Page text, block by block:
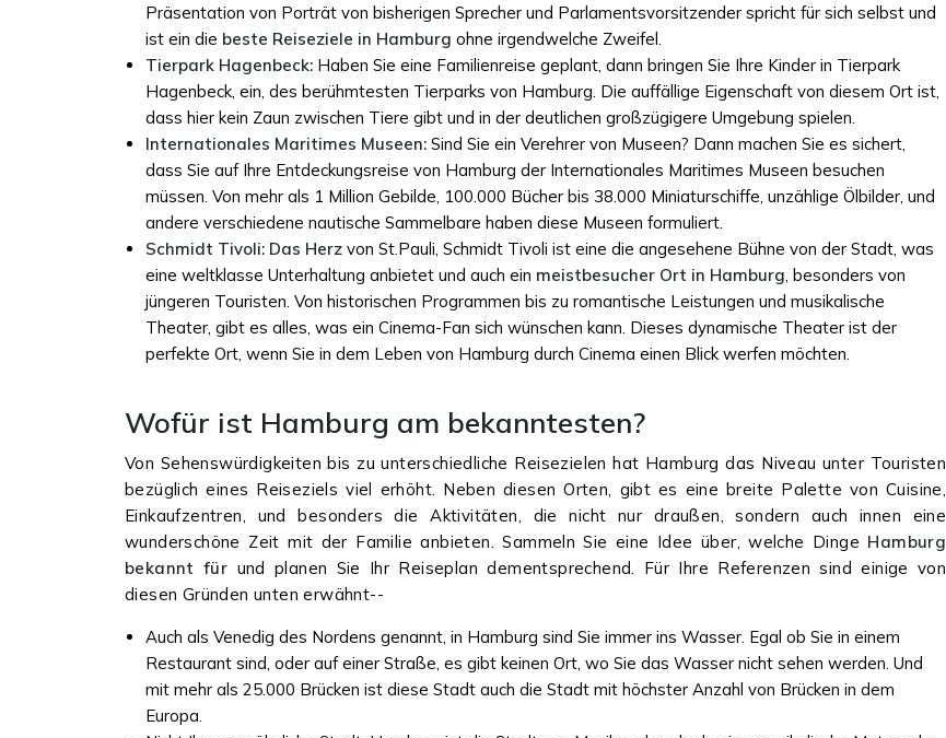
Präsentation von Porträt von bisherigen Sprecher und Parlamentsvorsitzender spricht für sich selbst und
ist ein die beste Reiseziele in Hamburg ohne irgendwelche Zweifel.
Tierpark Hagenbeck: Haben Sie eine Familienreise geplant, dann bringen Sie Ihre Kinder in Tierpark
Hagenbeck, ein, des berühmtesten Tierparks von Hamburg. Die auffällige Eigenschaft von diesem Ort ist,
dass hier kein Zaun zwischen Tiere gibt und in der deutlichen großzügigere Umgebung spielen.
Internationales Maritimes Museen: Sind Sie ein Verehrer von Museen? Dann machen Sie es sichert,
dass Sie auf Ihre Entdeckungsreise von Hamburg der Internationales Maritimes Museen besuchen
müssen. Von mehr als 1 Million Gebilde, 100.000 Bücher bis 38.000 Miniaturschiffe, unzählige Ölbilder, und
andere verschiedene nautische Sammelbare haben diese Museen formuliert.
Schmidt Tivoli: Das Herz von St.Pauli, Schmidt Tivoli ist eine die angesehene Bühne von der Stadt, was
eine weltklasse Unterhaltung anbietet und auch ein meistbesucher Ort in Hamburg , besonders von
jüngeren Touristen. Von historischen Programmen bis zu romantische Leistungen und musikalische
Theater, gibt es alles, was ein Cinema-Fan sich wünschen kann. Dieses dynamische Theater ist der
perfekte Ort, wenn Sie in dem Leben von Hamburg durch Cinema einen Blick werfen möchten.
Wofür ist Hamburg am bekanntesten?
Von Sehenswürdigkeiten bis zu unterschiedliche Reisezielen hat Hamburg das Niveau unter Touristen
bezüglich eines Reiseziels viel erhöht. Neben diesen Orten, gibt es eine breite Palette von Cuisine,
Einkaufzentren, und besonders die Aktivitäten, die nicht nur draußen, sondern auch innen eine
wunderschöne Zeit mit der Familie anbieten. Sammeln Sie eine Idee über, welche Dinge Hamburg
bekannt für und planen Sie Ihr Reiseplan dementsprechend. Für Ihre Referenzen sind einige von
diesen Gründen unten erwähnt--
Auch als Venedig des Nordens genannt, in Hamburg sind Sie immer ins Wasser. Egal ob Sie in einem
Restaurant sind, oder auf einer Straße, es gibt keinen Ort, wo Sie das Wasser nicht sehen werden. Und
mit mehr als 25.000 Brücken ist diese Stadt auch die Stadt mit höchster Anzahl von Brücken in dem
Europa.